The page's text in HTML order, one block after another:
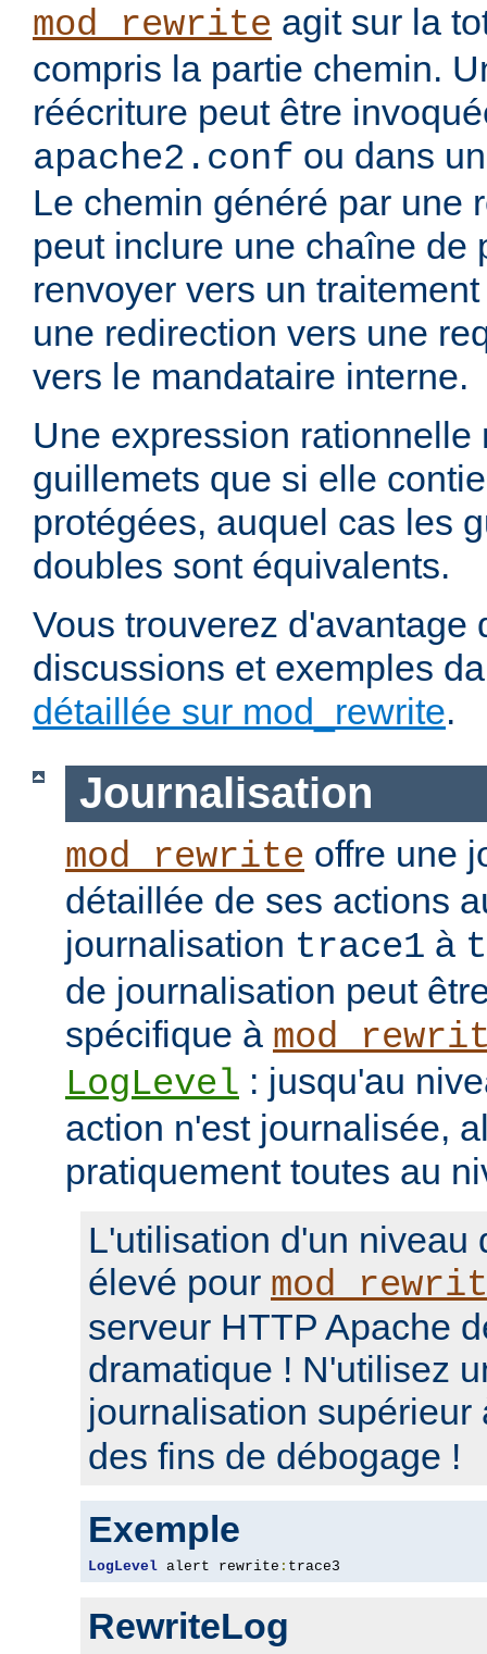
mod_rewrite agit sur la
compris la partie chemin.
réécriture peut être
apache2.conf ou dans
Le chemin généré par une
peut inclure une chaîne de
renvoyer vers un
une redirection vers une
vers le mandataire interne.
Une expression rationnelle
guillemets que si elle
protégées, auquel cas les
doubles sont équivalents.
Vous trouverez d'avantage
discussions et exemples
détaillée sur mod_rewrite.
Journalisation
mod_rewrite offre une
détaillée de ses actions
journalisation trace1 à
de journalisation peut
spécifique à
LogLevel : jusqu'au
action n'est journalisée,
pratiquement toutes au
L'utilisation d'un niveau
élevé pour
serveur HTTP Apache
dramatique ! N'utilisez
journalisation
des fins de débogage !
Exemple
LogLevel alert rewrite : trace3
RewriteLog